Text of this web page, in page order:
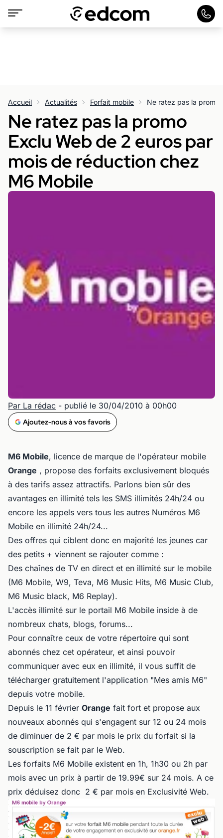
Accueil Actualités Forfait mobile
Ne ratez pas la promo
Exclu Web de 2 euros par
mois de réduction chez
M6 Mobile
Par La rédac - publié le 30/04/2010 à 00h00
Ajoutez-nous à vos favoris
M6 Mobile, licence de marque de l'opérateur mobile
Orange , propose des forfaits exclusivement bloqués
à des tarifs assez attractifs. Parlons bien sûr des
avantages en illimité tels les SMS illimités 24h/24 ou
encore les appels vers tous les autres Numéros M6
Mobile en illimité 24h/24...
Des offres qui ciblent donc en majorité les jeunes car
des petits + viennent se rajouter comme :
Des chaînes de TV en direct et en illimité sur le mobile
(M6 Mobile, W9, Teva, M6 Music Hits, M6 Music Club,
M6 Music black, M6 Replay).
L'accès illimité sur le portail M6 Mobile inside à de
nombreux chats, blogs, forums...
Pour connaître ceux de votre répertoire qui sont
abonnés chez cet opérateur, et ainsi pouvoir
communiquer avec eux en illimité, il vous suffit de
télécharger gratuitement l'application "Mes amis M6"
depuis votre mobile.
Depuis le 11 février Orange fait fort et propose aux
nouveaux abonnés qui s'engagent sur 12 ou 24 mois
de diminuer de 2 € par mois le prix du forfait si la
souscription se fait par le Web.
Les forfaits M6 Mobile existent en 1h, 1h30 ou 2h par
mois avec un prix à partir de 19.99€ sur 24 mois. A ce
prix déduisez donc 2 € par mois en Exclusivité Web.